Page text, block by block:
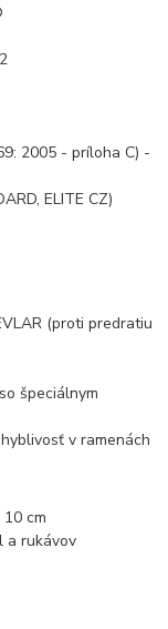
2005 - príloha C) -
ELITE CZ)
(proti predratiu
špeciálnym
v ramenách
cm
a rukávov